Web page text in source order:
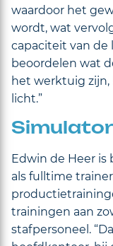
waardoor het
wordt, wat
capaciteit van de
beoordelen wat
het werktuig
licht.”
Edwin de Heer is
als fulltime
trainingen aan
stafpersoneel.